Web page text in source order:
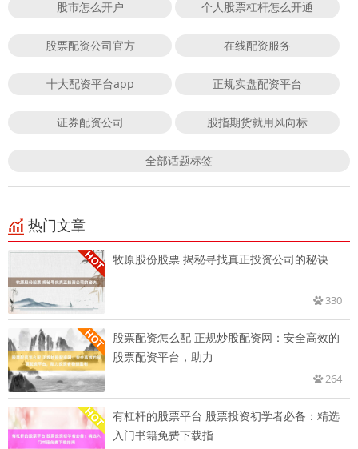
股市怎么开户 个人股票杠杆怎么开通
股票配资公司官方 在线配资服务
十大配资平台app 正规实盘配资平台
证券配资公司 股指期货就用风向标
全部话题标签
热门文章
牧原股份股票 揭秘寻找真正投资公司的秘诀
330
股票配资怎么配 正规炒股配资网：安全高效的
股票配资平台，助力
264
有杠杆的股票平台 股票投资初学者必备：精选
入门书籍免费下载指